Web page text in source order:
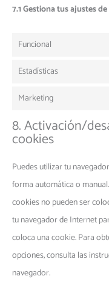
7.1 Gestiona tus ajustes
Funcional
Estadísticas
Marketing
8. Activación/
cookies
Puedes utilizar tu
forma automática o
cookies no pueden ser
tu navegador de Internet
coloca una cookie. Para
opciones, consulta las
navegador.